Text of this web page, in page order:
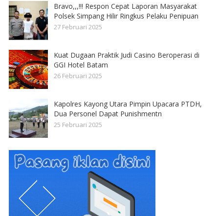
Bravo,,,!!! Respon Cepat Laporan Masyarakat
Polsek Simpang Hilir Ringkus Pelaku Penipuan
27 Februari 2025
Kuat Dugaan Praktik Judi Casino Beroperasi di
GGI Hotel Batam
26 Februari 2025
Kapolres Kayong Utara Pimpin Upacara PTDH,
Dua Personel Dapat Punishmentn
25 Februari 2025